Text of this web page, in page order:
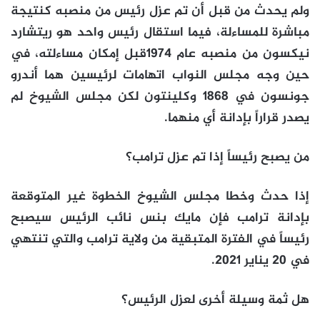
ولم يحدث من قبل أن تم عزل رئيس من منصبه كنتيجة
مباشرة للمساءلة، فيما استقال رئيس واحد هو ريتشارد
نيكسون من منصبه عام 1974قبل إمكان مساءلته، في
حين وجه مجلس النواب اتهامات لرئيسين هما أندرو
جونسون في 1868 وكلينتون لكن مجلس الشيوخ لم
يصدر قراراً بإدانة أي منهما.
من يصبح رئيساً إذا تم عزل ترامب؟
إذا حدث وخطا مجلس الشيوخ الخطوة غير المتوقعة
بإدانة ترامب فإن مايك بنس نائب الرئيس سيصبح
رئيساً في الفترة المتبقية من ولاية ترامب والتي تنتهي
في 20 يناير 2021.
هل ثمة وسيلة أخرى لعزل الرئيس؟